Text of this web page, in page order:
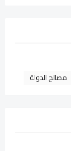
مصالح الدولة